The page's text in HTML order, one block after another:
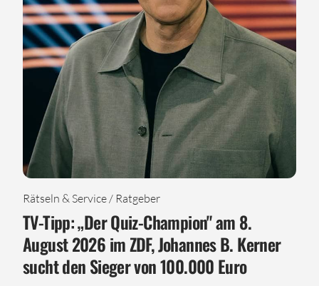
Rätseln & Service / Ratgeber
TV-Tipp: „Der Quiz-Champion" am 8.
August 2026 im ZDF, Johannes B. Kerner
sucht den Sieger von 100.000 Euro